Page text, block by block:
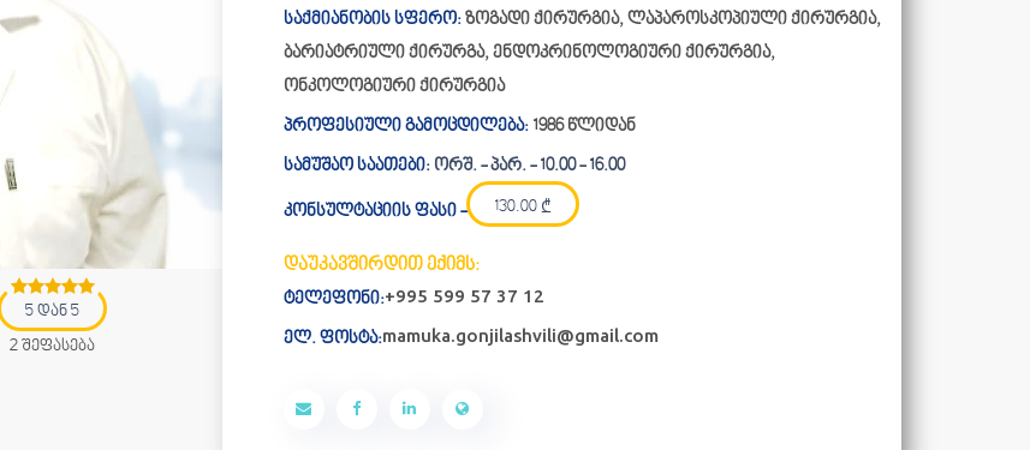
5 დან 5
2 შეფასება
საქმიანობის სფერო: ზოგადი ქირურგია, ლაპაროსკოპიული ქირურგია,
ბარიატრიული ქირურგა, ენდოკრინოლოგიური ქირურგია,
ონკოლოგიური ქირურგია
პროფესიული გამოცდილება: 1986 წლიდან
სამუშაო საათები: ორშ. - პარ. - 10.00 - 16.00
კონსულტაციის ფასი - 130.00 ₾
დაუკავშირდით ექიმს:
ტელეფონი:+995 599 57 37 12
ელ. ფოსტა:mamuka.gonjilashvili@gmail.com